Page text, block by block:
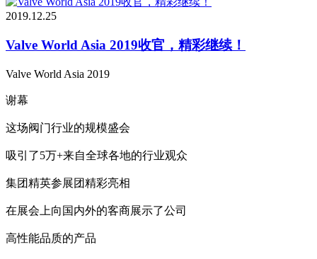
2019.12.25
Valve World Asia 2019收官，精彩继续！
Valve World Asia 2019
谢幕
这场阀门行业的规模盛会
吸引了5万+来自全球各地的行业观众
集团精英参展团精彩亮相
在展会上向国内外的客商展示了公司
高性能品质的产品